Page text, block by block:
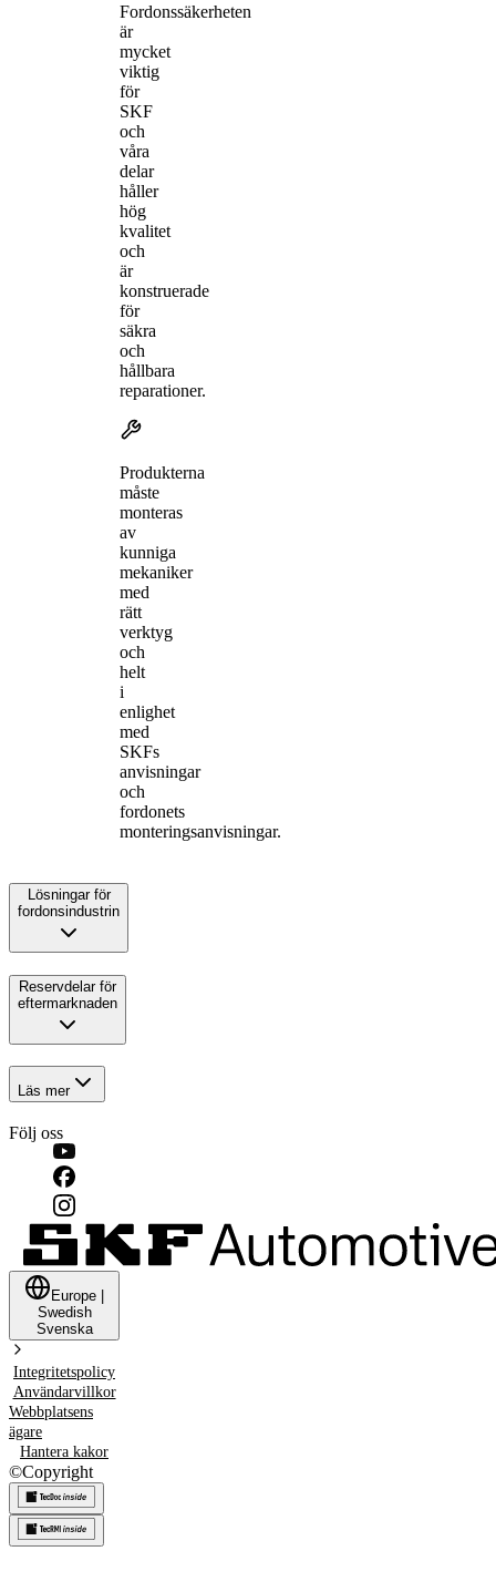
Fordonssäkerheten
är
mycket
viktig
för
SKF
och
våra
delar
håller
hög
kvalitet
och
är
konstruerade
för
säkra
och
hållbara
reparationer.
Produkterna
måste
monteras
av
kunniga
mekaniker
med
rätt
verktyg
och
helt
i
enlighet
med
SKFs
anvisningar
och
fordonets
monteringsanvisningar.
Lösningar för
fordonsindustrin
Reservdelar för
eftermarknaden
Läs mer
Följ oss
Europe
Swedish
Svenska
Integritetspolicy
Användarvillkor
Webbplatsens
ägare
Hantera kakor
©Copyright